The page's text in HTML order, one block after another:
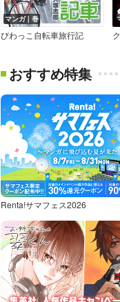
マンガ｜巻
びわっこ自転車旅行記
おすすめ特集
Renta!サマフェス2026